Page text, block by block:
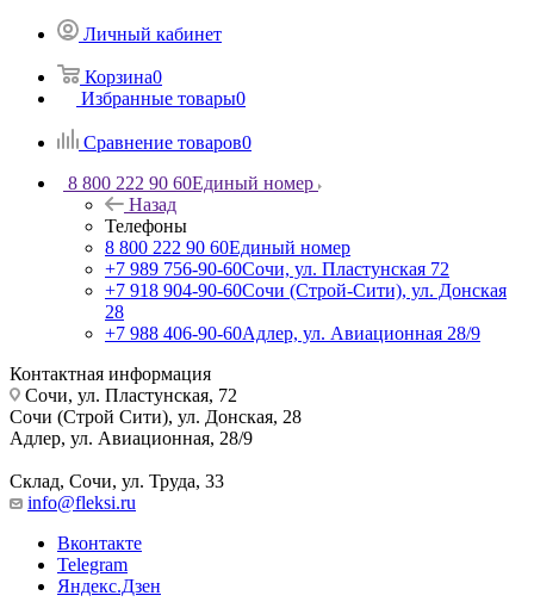
Личный кабинет
Корзина0
Избранные товары0
Сравнение товаров0
8 800 222 90 60Единый номер
Назад
Телефоны
8 800 222 90 60Единый номер
+7 989 756-90-60Сочи, ул. Пластунская 72
+7 918 904-90-60Сочи (Строй-Сити), ул. Донская
28
+7 988 406-90-60Адлер, ул. Авиационная 28/9
Контактная информация
Сочи, ул. Пластунская, 72
Сочи (Строй Сити), ул. Донская, 28
Адлер, ул. Авиационная, 28/9
Склад, Сочи, ул. Труда, 33
info@fleksi.ru
Вконтакте
Telegram
Яндекс.Дзен